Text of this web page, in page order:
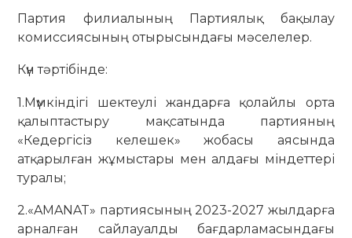
Партия филиалының Партиялық бақылау
комиссиясының отырысындағы мәселелер.
Күн тәртібінде:
1.Мүмкіндігі шектеулі жандарға қолайлы орта
қалыптастыру мақсатында партияның
«Кедергісіз келешек» жобасы аясында
атқарылған жұмыстары мен алдағы міндеттері
туралы;
2.«AMANAT» партиясының 2023-2027 жылдарға
арналған сайлауалды бағдарламасындағы